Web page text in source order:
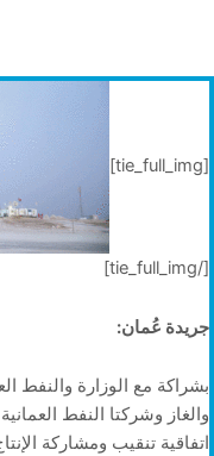
[tie_full_img]
[/tie_full_img]
جريدة عُمان:
بشراكة مع الوزارة والنفط
والغاز وشركتا النفط